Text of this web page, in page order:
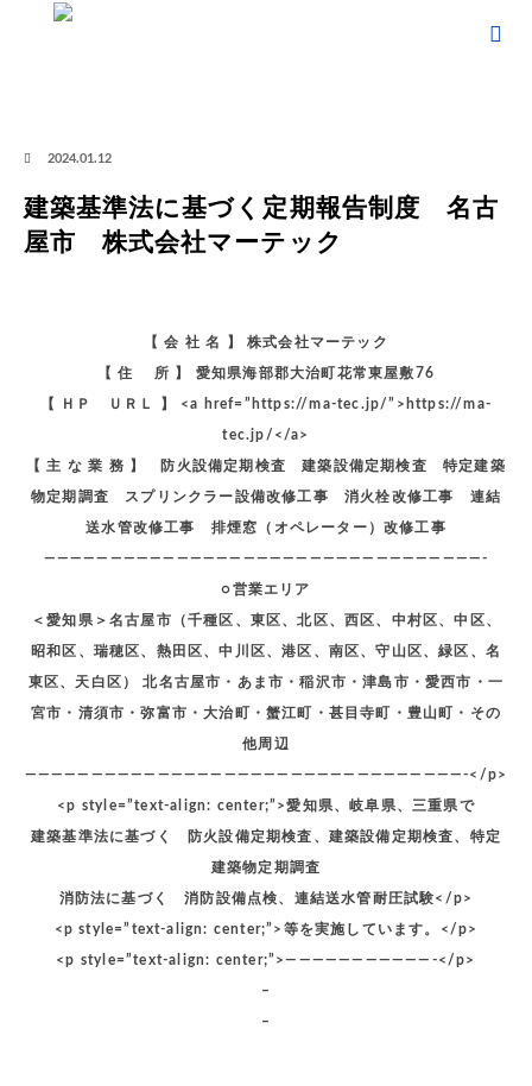
ホーム
2024.01.12
建築基準法に基づく定期報告制度 名古
屋市 株式会社マーテック
【 会 社 名 】 株式会社マーテック
【 住 所 】 愛知県海部郡大治町花常東屋敷76
【 ＨＰ ＵＲＬ 】 <a href=”https://ma-tec.jp/”>https://ma-
tec.jp/</a>
【 主 な 業 務 】 防火設備定期検査 建築設備定期検査 特定建築
物定期調査 スプリンクラー設備改修工事 消火栓改修工事 連結
送水管改修工事 排煙窓（オペレーター）改修工事
—————————————————————————————————-
○営業エリア
＜愛知県＞名古屋市（千種区、東区、北区、西区、中村区、中区、
昭和区、瑞穂区、熱田区、中川区、港区、南区、守山区、緑区、名
東区、天白区） 北名古屋市・あま市・稲沢市・津島市・愛西市・一
宮市・清須市・弥富市・大治町・蟹江町・甚目寺町・豊山町・その
他周辺
—————————————————————————————————-</p>
<p style=”text-align: center;”>愛知県、岐阜県、三重県で
建築基準法に基づく 防火設備定期検査、建築設備定期検査、特定
建築物定期調査
消防法に基づく 消防設備点検、連結送水管耐圧試験</p>
<p style=”text-align: center;”>等を実施しています。</p>
<p style=”text-align: center;”>———————————-</p>
–
–